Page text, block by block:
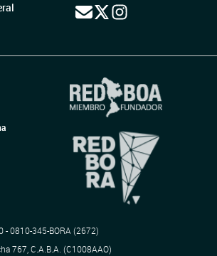
- 0810-345-BORA (2672)
767, C.A.B.A. (C1008AAO)